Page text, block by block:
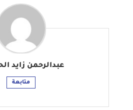
عبدالرحمن زايد
متابعة